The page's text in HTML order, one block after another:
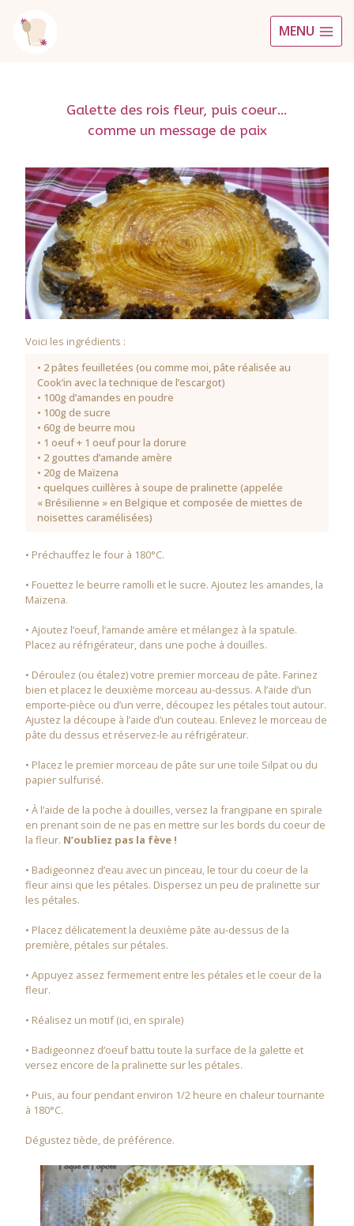
MENU
Galette des rois fleur, puis coeur…
comme un message de paix
Voici les ingrédients :
• 2 pâtes feuilletées (ou comme moi, pâte réalisée au
Cook’in avec la technique de l’escargot)
• 100g d’amandes en poudre
• 100g de sucre
• 60g de beurre mou
• 1 oeuf + 1 oeuf pour la dorure
• 2 gouttes d’amande amère
• 20g de Maïzena
• quelques cuillères à soupe de pralinette (appelée
« Brésilienne » en Belgique et composée de miettes de
noisettes caramélisées)
• Préchauffez le four à 180°C.
• Fouettez le beurre ramolli et le sucre. Ajoutez les amandes, la
Maïzena.
• Ajoutez l’oeuf, l’amande amère et mélangez à la spatule.
Placez au réfrigérateur, dans une poche à douilles.
• Déroulez (ou étalez) votre premier morceau de pâte. Farinez
bien et placez le deuxième morceau au-dessus. A l’aide d’un
emporte-pièce ou d’un verre, découpez les pétales tout autour.
Ajustez la découpe à l’aide d’un couteau. Enlevez le morceau de
pâte du dessus et réservez-le au réfrigérateur.
• Placez le premier morceau de pâte sur une toile Silpat ou du
papier sulfurisé.
• À l’aide de la poche à douilles, versez la frangipane en spirale
en prenant soin de ne pas en mettre sur les bords du coeur de
la fleur. N’oubliez pas la fève !
• Badigeonnez d’eau avec un pinceau, le tour du coeur de la
fleur ainsi que les pétales. Dispersez un peu de pralinette sur
les pétales.
• Placez délicatement la deuxième pâte au-dessus de la
première, pétales sur pétales.
• Appuyez assez fermement entre les pétales et le coeur de la
fleur.
• Réalisez un motif (ici, en spirale)
• Badigeonnez d’oeuf battu toute la surface de la galette et
versez encore de la pralinette sur les pétales.
• Puis, au four pendant environ 1/2 heure en chaleur tournante
à 180°C.
Dégustez tiède, de préférence.